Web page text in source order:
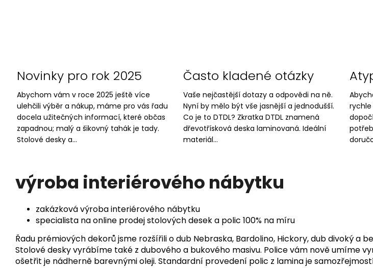
Novinky pro rok 2025
Abychom vám v roce 2025 ještě více
ulehčili výběr a nákup, máme pro vás řadu
docela užitečných informací, které občas
zapadnou; malý a šikovný tahák je tady.
Stolové desky a...
Často kladené otázky
Vaše nejčastější dotazy a odpovědi na ně.
Nyní by mělo být vše jasnější a jednodušší.
Co je to DTDL? Zkratka DTDL znamená
dřevotřísková deska laminovaná. Ideální
materiál...
výroba interiérového nábytku
zakázková výroba interiérového nábytku
specialista na online prodej stolových desek a polic 100% na míru
Řadu prémiových dekorů jsme rozšířili o dub Nebraska, Bardolino, Hickory, dub divoký a
Stolové desky vyrábíme také z dubového a bukového masivu. Police vám nově umíme
ošetřit je nádherně barevnými oleji. Standardní provedení polic z lamina je